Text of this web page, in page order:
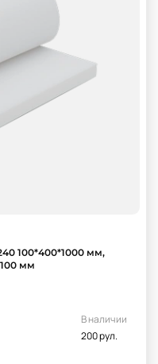
100*400*1000 мм,
мм
В наличии
200 рул.